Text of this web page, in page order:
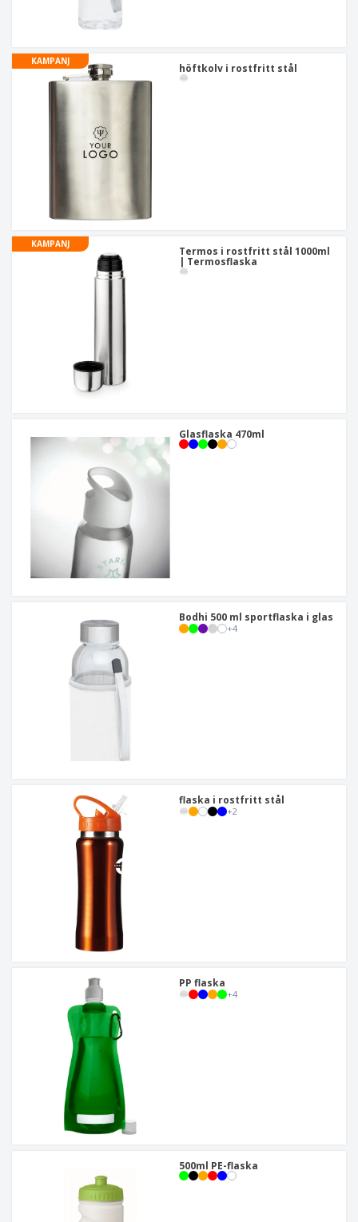
KAMPANJ
höftkolv i rostfritt stål
KAMPANJ
Termos i rostfritt stål 1000ml
| Termosflaska
Glasflaska 470ml
Bodhi 500 ml sportflaska i glas
+4
flaska i rostfritt stål
+2
PP flaska
+4
500ml PE-flaska